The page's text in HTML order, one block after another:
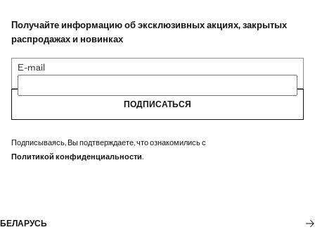
Получайте информацию об эксклюзивных акциях, закрытых
распродажах и новинках
E-mail
ПОДПИСАТЬСЯ
Подписываясь, Вы подтверждаете, что ознакомились с
Политикой конфиденциальности.
БЕЛАРУСЬ